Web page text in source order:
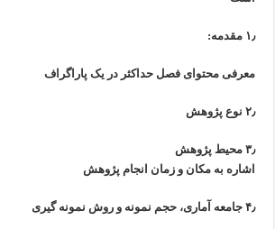
۱٫ مقدمه:
معرفی محتوای فصل حداکثر در یک پاراگراف
۲٫ نوع پژوهش
۳٫ محیط پژوهش
اشاره به مکان و زمان انجام پژوهش
۴٫ جامعه آماری، حجم نمونه و روش نمونه گیری